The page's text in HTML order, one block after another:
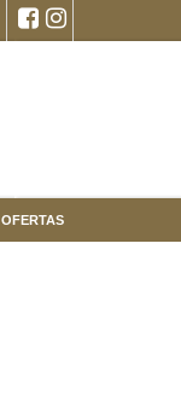
OFERTAS